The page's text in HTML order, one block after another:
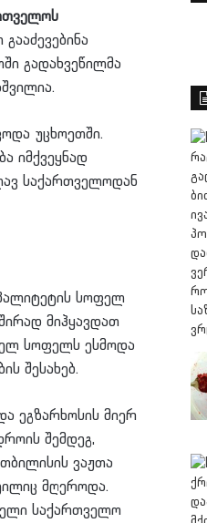
გააძევებინა
გადახვეწილმა
უცხოეთში.
იმქვეყნად
საქართველოდან
სოფელ
მიჰყავდათ
სოფელს ესმოდა
შესახებ.
ეგზარხოსის მიერ
შემდეგ,
ვაჟთა
მღეროდა.
საქართველო